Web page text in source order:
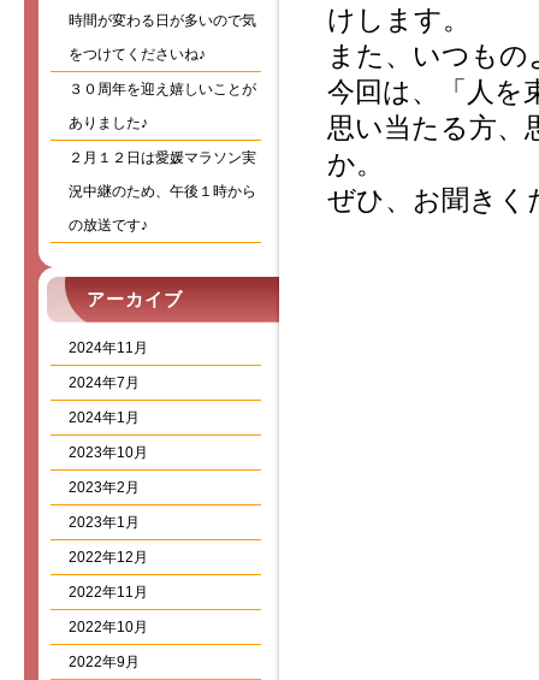
時間が変わる日が多いので気
をつけてくださいね♪
３０周年を迎え嬉しいことが
ありました♪
２月１２日は愛媛マラソン実
況中継のため、午後１時から
の放送です♪
アーカイブ
2024年11月
2024年7月
2024年1月
2023年10月
2023年2月
2023年1月
2022年12月
2022年11月
2022年10月
2022年9月
けします。
また、いつも
今回は、「人を
思い当たる方、
か。
ぜひ、お聞きく